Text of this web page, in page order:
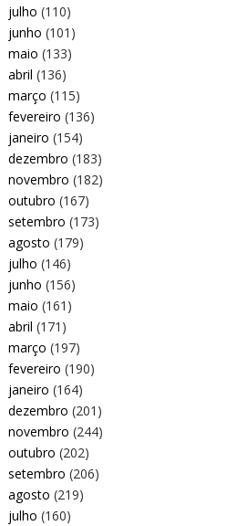
julho (110)
junho (101)
maio (133)
abril (136)
março (115)
fevereiro (136)
janeiro (154)
dezembro (183)
novembro (182)
outubro (167)
setembro (173)
agosto (179)
julho (146)
junho (156)
maio (161)
abril (171)
março (197)
fevereiro (190)
janeiro (164)
dezembro (201)
novembro (244)
outubro (202)
setembro (206)
agosto (219)
julho (160)